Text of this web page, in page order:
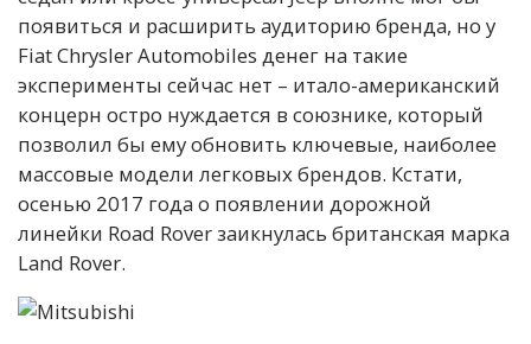
появиться и расширить аудиторию бренда, но у
Fiat Chrysler Automobiles денег на такие
эксперименты сейчас нет – итало-американский
концерн остро нуждается в союзнике, который
позволил бы ему обновить ключевые, наиболее
массовые модели легковых брендов. Кстати,
осенью 2017 года о появлении дорожной
линейки Road Rover заикнулась британская марка
Land Rover.